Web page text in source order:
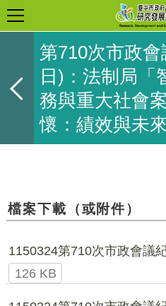
第710次市政
日)：法制局「
務與重大社會
懷：績效與未來
檔案下載（或附件）
1150324第710次市政會議
126 KB